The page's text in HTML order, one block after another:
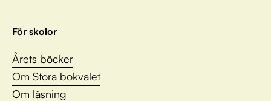
För skolor
Årets böcker
Om Stora bokvalet
Om läsning